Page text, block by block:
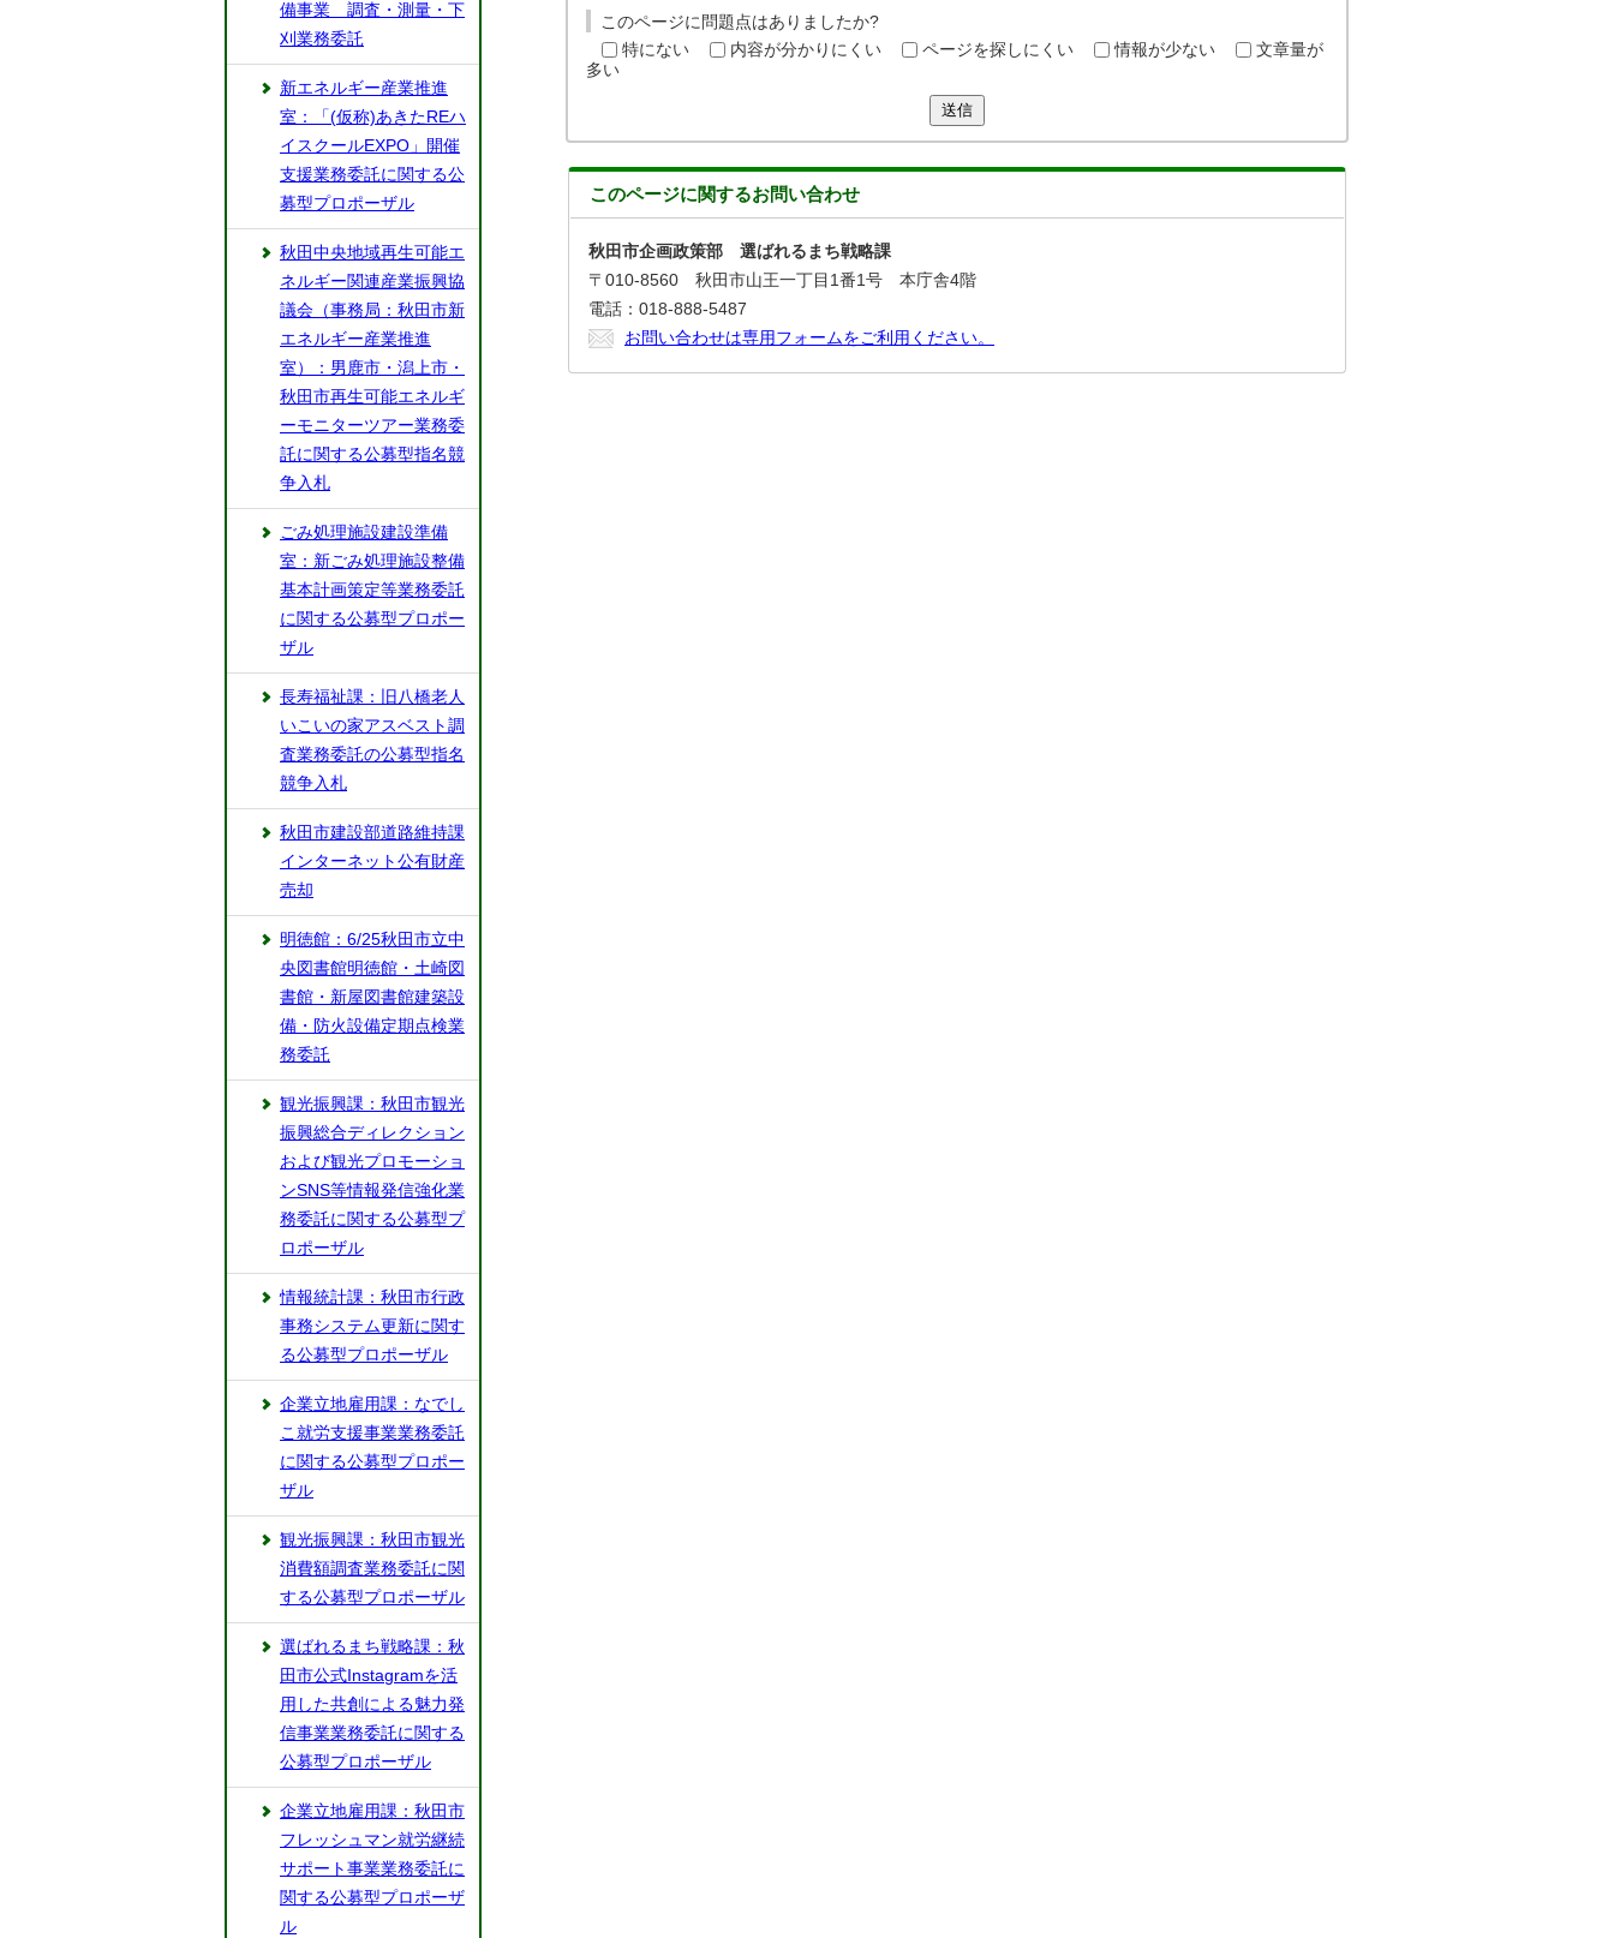
このページに問題点はありましたか?
特にない
内容が分かりにくい ページを探しにくい 情報が少ない
文章量が
多い
送信
このページに関するお問い合わせ
秋田市企画政策部 選ばれるまち戦略課
〒010-8560 秋田市山王一丁目1番1号 本庁舎4階
電話：018-888-5487
お問い合わせは専用フォームをご利用ください。
備事業 調査・測量・下
刈業務委託
新エネルギー産業推進
室：「(仮称)あきたREハ
イスクールEXPO」開催
支援業務委託に関する公
募型プロポーザル
秋田中央地域再生可能エ
ネルギー関連産業振興協
議会（事務局：秋田市新
エネルギー産業推進
室）：男鹿市・潟上市・
秋田市再生可能エネルギ
ーモニターツアー業務委
託に関する公募型指名競
争入札
ごみ処理施設建設準備
室：新ごみ処理施設整備
基本計画策定等業務委託
に関する公募型プロポー
ザル
長寿福祉課：旧八橋老人
いこいの家アスベスト調
査業務委託の公募型指名
競争入札
秋田市建設部道路維持課
インターネット公有財産
売却
明徳館：6/25秋田市立中
央図書館明徳館・土崎図
書館・新屋図書館建築設
備・防火設備定期点検業
務委託
観光振興課：秋田市観光
振興総合ディレクション
および観光プロモーショ
ンSNS等情報発信強化業
務委託に関する公募型プ
ロポーザル
情報統計課：秋田市行政
事務システム更新に関す
る公募型プロポーザル
企業立地雇用課：なでし
こ就労支援事業業務委託
に関する公募型プロポー
ザル
観光振興課：秋田市観光
消費額調査業務委託に関
する公募型プロポーザル
選ばれるまち戦略課：秋
田市公式Instagramを活
用した共創による魅力発
信事業業務委託に関する
公募型プロポーザル
企業立地雇用課：秋田市
フレッシュマン就労継続
サポート事業業務委託に
関する公募型プロポーザ
ル